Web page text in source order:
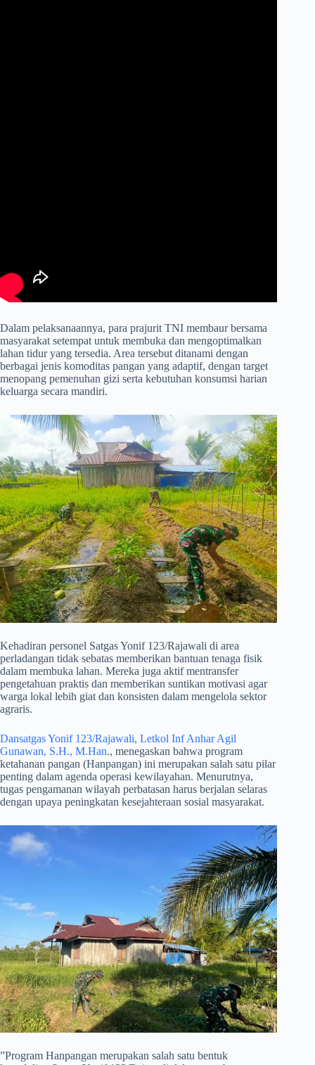
​Dalam pelaksanaannya, para prajurit TNI membaur bersama
masyarakat setempat untuk membuka dan mengoptimalkan
lahan tidur yang tersedia. Area tersebut ditanami dengan
berbagai jenis komoditas pangan yang adaptif, dengan target
menopang pemenuhan gizi serta kebutuhan konsumsi harian
keluarga secara mandiri.
​Kehadiran personel Satgas Yonif 123/Rajawali di area
perladangan tidak sebatas memberikan bantuan tenaga fisik
dalam membuka lahan. Mereka juga aktif mentransfer
pengetahuan praktis dan memberikan suntikan motivasi agar
warga lokal lebih giat dan konsisten dalam mengelola sektor
agraris.
Dansatgas Yonif 123/Rajawali, Letkol Inf Anhar Agil
Gunawan, S.H., M.Han., menegaskan bahwa program
ketahanan pangan (Hanpangan) ini merupakan salah satu pilar
penting dalam agenda operasi kewilayahan. Menurutnya,
tugas pengamanan wilayah perbatasan harus berjalan selaras
dengan upaya peningkatan kesejahteraan sosial masyarakat.
​”Program Hanpangan merupakan salah satu bentuk